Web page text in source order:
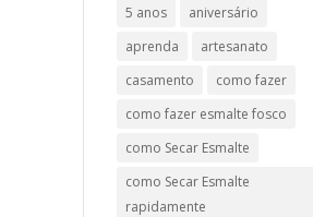
5 anos
aniversário
aprenda
artesanato
casamento
como fazer
como fazer esmalte fosco
como Secar Esmalte
como Secar Esmalte
rapidamente